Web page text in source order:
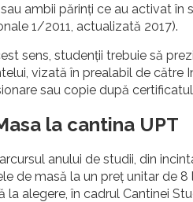
ambii părinți ce au activat în
1/2011, actualizată 2017).
sens, studenții trebuie să
vizată în prealabil de către
sau copie după
la cantina UPT
anului de studii, din
de masă la un preț unitar de
la alegere, în cadrul Cantinei